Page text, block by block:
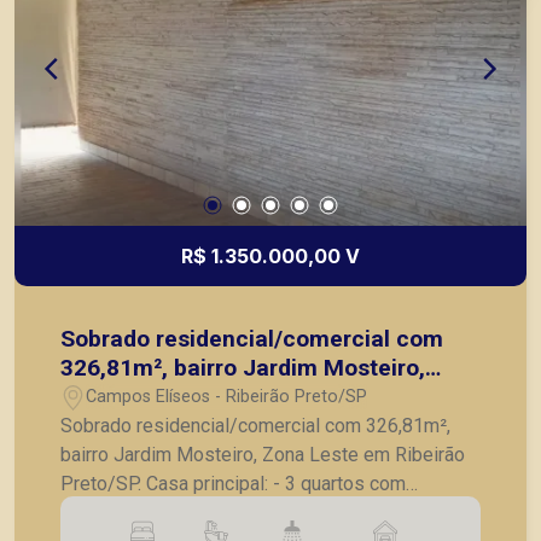
R$ 1.350.000,00 V
Sobrado residencial/comercial com
326,81m², bairro Jardim Mosteiro,
Zona Leste em Ribeirão Preto/SP.
Campos Elíseos - Ribeirão Preto/SP
Sobrado residencial/comercial com 326,81m²,
bairro Jardim Mosteiro, Zona Leste em Ribeirão
Preto/SP. Casa principal: - 3 quartos com
armários, sendo 1 suíte; - Banheiro social; - Sala;